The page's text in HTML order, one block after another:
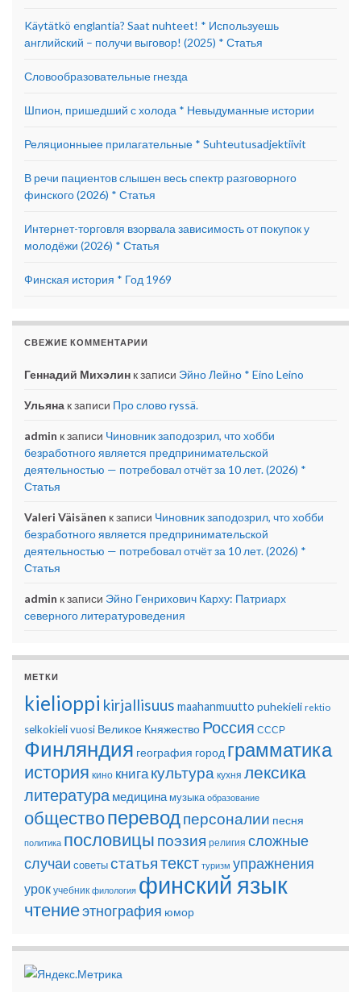
Käytätkö englantia? Saat nuhteet! * Используешь
английский – получи выговор! (2025) * Статья
Словообразовательные гнезда
Шпион, пришедший с холода * Невыдуманные истории
Реляционныее прилагательные * Suhteutusadjektiivit
В речи пациентов слышен весь спектр разговорного
финского (2026) * Статья
Интернет-торговля взорвала зависимость от покупок у
молодёжи (2026) * Статья
Финская история * Год 1969
СВЕЖИЕ КОММЕНТАРИИ
Геннадий Михэлин к записи Эйно Лейно * Eino Leino
Ульяна к записи Про слово ryssä.
admin к записи Чиновник заподозрил, что хобби
безработного является предпринимательской
деятельностью — потребовал отчёт за 10 лет. (2026) *
Статья
Valeri Väisänen к записи Чиновник заподозрил, что хобби
безработного является предпринимательской
деятельностью — потребовал отчёт за 10 лет. (2026) *
Статья
admin к записи Эйно Генрихович Карху: Патриарх
северного литературоведения
МЕТКИ
kielioppi kirjallisuus maahanmuutto puhekieli rektio
selkokielivuosi Великое Княжество Россия СССР
Финляндия география город грамматика
история кино книгакультура кухня лексика
литература медицина музыка образование
обществопереводперсоналии песня
политика пословицы поэзия религия сложные
случаи советыстатьятекст туризм упражнения
урок учебник филология финский язык
чтениеэтнография юмор